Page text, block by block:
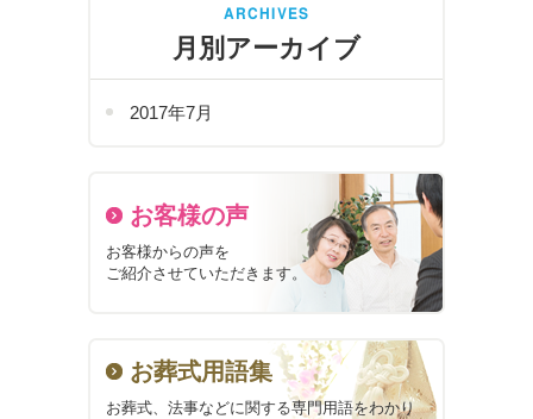
ARCHIVES
月別アーカイブ
2017年7月
お客様の声
お客様からの声を
ご紹介させていただきます。
お葬式用語集
お葬式、法事などに関する専門用語をわかり